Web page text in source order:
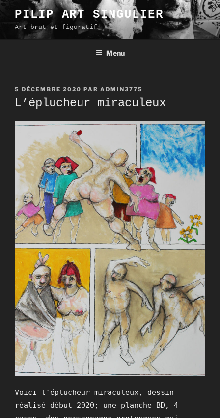
Aller
contenu
principal
PILIP ART SINGULIER
Art brut et figuratif
Menu
PUBLIÉ
LE
5 DÉCEMBRE 2020 PAR ADMIN3775
L’éplucheur miraculeux
Voici l’éplucheur miraculeux, dessin
réalisé début 2020; une planche BD, 4